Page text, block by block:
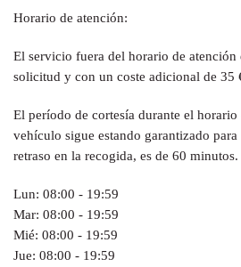
Horario de atención:
El servicio fuera del horario de atención
solicitud y con un coste adicional de 35
El período de cortesía durante el horario
vehículo sigue estando garantizado para
retraso en la recogida, es de 60 minutos.
Lun: 08:00 - 19:59
Mar: 08:00 - 19:59
Mié: 08:00 - 19:59
Jue: 08:00 - 19:59